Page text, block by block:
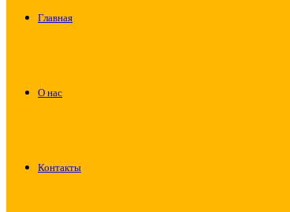
Главная
О нас
Контакты